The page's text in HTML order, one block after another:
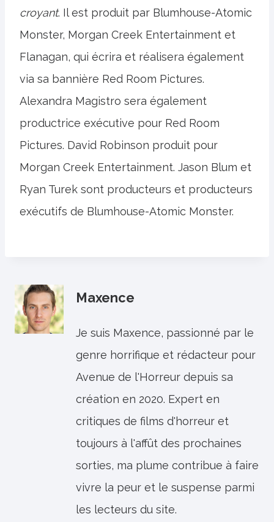
croyant. Il est produit par Blumhouse-Atomic
Monster, Morgan Creek Entertainment et
Flanagan, qui écrira et réalisera également
via sa bannière Red Room Pictures.
Alexandra Magistro sera également
productrice exécutive pour Red Room
Pictures. David Robinson produit pour
Morgan Creek Entertainment. Jason Blum et
Ryan Turek sont producteurs et producteurs
exécutifs de Blumhouse-Atomic Monster.
Maxence
Je suis Maxence, passionné par le
genre horrifique et rédacteur pour
Avenue de l'Horreur depuis sa
création en 2020. Expert en
critiques de films d'horreur et
toujours à l'affût des prochaines
sorties, ma plume contribue à faire
vivre la peur et le suspense parmi
les lecteurs du site.